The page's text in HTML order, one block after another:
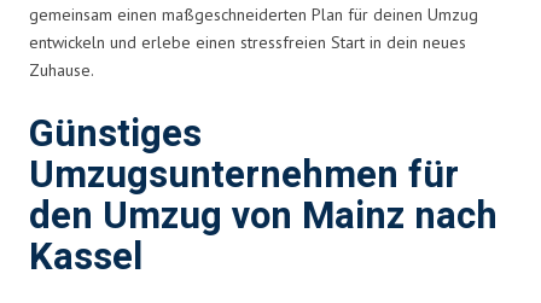
gemeinsam einen maßgeschneiderten Plan für deinen Umzug
entwickeln und erlebe einen stressfreien Start in dein neues
Zuhause.
Günstiges
Umzugsunternehmen für
den Umzug von Mainz nach
Kassel